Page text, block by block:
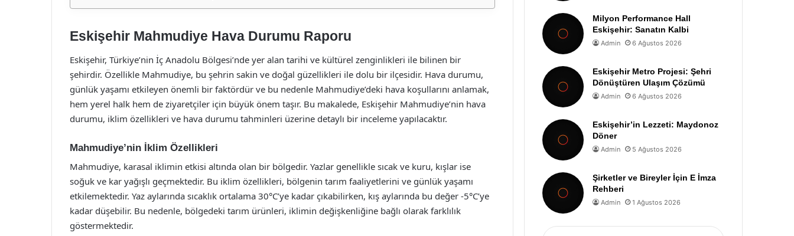
Eskişehir Mahmudiye Hava Durumu Raporu
Eskişehir, Türkiye’nin İç Anadolu Bölgesi’nde yer alan tarihi ve kültürel zenginlikleri ile bilinen bir
şehirdir. Özellikle Mahmudiye, bu şehrin sakin ve doğal güzellikleri ile dolu bir ilçesidir. Hava durumu,
günlük yaşamı etkileyen önemli bir faktördür ve bu nedenle Mahmudiye’deki hava koşullarını anlamak,
hem yerel halk hem de ziyaretçiler için büyük önem taşır. Bu makalede, Eskişehir Mahmudiye’nin hava
durumu, iklim özellikleri ve hava durumu tahminleri üzerine detaylı bir inceleme yapılacaktır.
Mahmudiye’nin İklim Özellikleri
Mahmudiye, karasal iklimin etkisi altında olan bir bölgedir. Yazlar genellikle sıcak ve kuru, kışlar ise
soğuk ve kar yağışlı geçmektedir. Bu iklim özellikleri, bölgenin tarım faaliyetlerini ve günlük yaşamı
etkilemektedir. Yaz aylarında sıcaklık ortalama 30°C’ye kadar çıkabilirken, kış aylarında bu değer -5°C’ye
kadar düşebilir. Bu nedenle, bölgedeki tarım ürünleri, iklimin değişkenliğine bağlı olarak farklılık
göstermektedir.
Milyon Performance Hall
Eskişehir: Sanatın Kalbi
Admin 6 Ağustos 2026
Eskişehir Metro Projesi: Şehri
Dönüştüren Ulaşım Çözümü
Admin 6 Ağustos 2026
Eskişehir’in Lezzeti: Maydonoz
Döner
Admin 5 Ağustos 2026
Şirketler ve Bireyler İçin E İmza
Rehberi
Admin 1 Ağustos 2026